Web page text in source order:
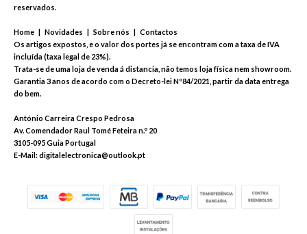
reservados.
Home | Novidades | Sobre nós | Contactos
Os artigos expostos, e o valor dos portes já se encontram com a taxa de IVA
incluída (taxa legal de 23%).
Trata-se de uma loja de venda á distancia, não temos loja física nem showroom.
Garantia 3 anos de acordo com o Decreto-lei Nº84/2021, partir da data entrega
do bem.
António Carreira Crespo Pedrosa
Av. Comendador Raul Tomé Feteira n.º 20
3105-095 Guia Portugal
E-Mail: digitalelectronica@outlook.pt